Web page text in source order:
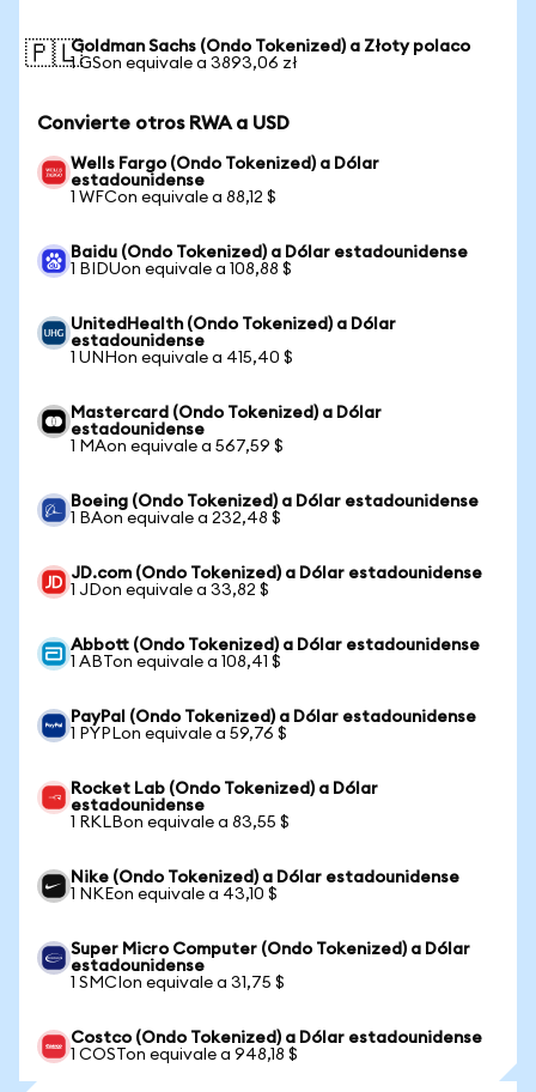
🇵🇱Goldman Sachs (Ondo Tokenized) a Złoty polaco
1 GSon equivale a 3893,06 zł
Convierte otros RWA a USD
Wells Fargo (Ondo Tokenized) a Dólar
estadounidense
1 WFCon equivale a 88,12 $
Baidu (Ondo Tokenized) a Dólar estadounidense
1 BIDUon equivale a 108,88 $
UnitedHealth (Ondo Tokenized) a Dólar
estadounidense
1 UNHon equivale a 415,40 $
Mastercard (Ondo Tokenized) a Dólar
estadounidense
1 MAon equivale a 567,59 $
Boeing (Ondo Tokenized) a Dólar estadounidense
1 BAon equivale a 232,48 $
JD.com (Ondo Tokenized) a Dólar estadounidense
1 JDon equivale a 33,82 $
Abbott (Ondo Tokenized) a Dólar estadounidense
1 ABTon equivale a 108,41 $
PayPal (Ondo Tokenized) a Dólar estadounidense
1 PYPLon equivale a 59,76 $
Rocket Lab (Ondo Tokenized) a Dólar
estadounidense
1 RKLBon equivale a 83,55 $
Nike (Ondo Tokenized) a Dólar estadounidense
1 NKEon equivale a 43,10 $
Super Micro Computer (Ondo Tokenized) a Dólar
estadounidense
1 SMCIon equivale a 31,75 $
Costco (Ondo Tokenized) a Dólar estadounidense
1 COSTon equivale a 948,18 $